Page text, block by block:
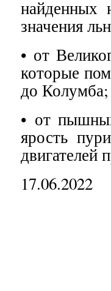
найденных
значения
• от
которые
до Колумба;
• от
ярость
17.06.2022